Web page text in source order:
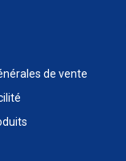
de vente